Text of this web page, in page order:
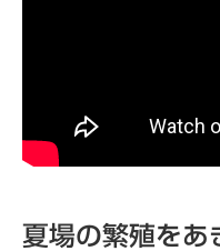
夏場の繁殖をあ